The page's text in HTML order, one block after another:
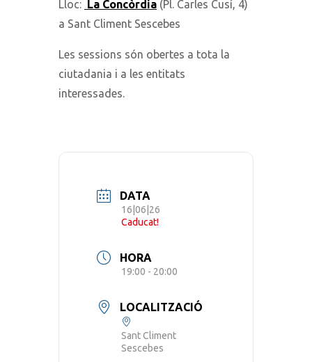
Lloc: La Concòrdia (Pl. Carles Cusí, 4)
a Sant Climent Sescebes
Les sessions són obertes a tota la
ciutadania i a les entitats
interessades.
DATA
16|06|26
Caducat!
HORA
19:00 - 20:00
LOCALITZACIÓ
Sant Climent
Sescebes